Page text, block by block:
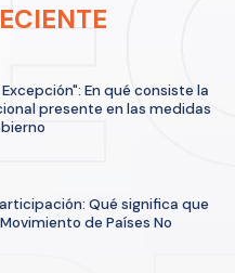
En qué consiste la
presente en las medidas
Qué significa que
de Países No